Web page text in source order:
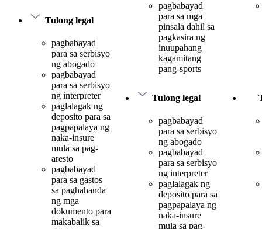
Tulong legal
pagbabayad
para sa serbisyo
ng abogado
pagbabayad
para sa serbisyo
ng interpreter
paglalagak ng
deposito para sa
pagpapalaya ng
naka-insure
mula sa pag-
aresto
pagbabayad
para sa gastos
sa paghahanda
ng mga
dokumento para
makabalik sa
pagbabayad
para sa mga
pinsala dahil sa
pagkasira ng
inuupahang
kagamitang
pang-sports
Tulong legal
pagbabayad
para sa serbisyo
ng abogado
pagbabayad
para sa serbisyo
ng interpreter
paglalagak ng
deposito para sa
pagpapalaya ng
naka-insure
mula sa pag-